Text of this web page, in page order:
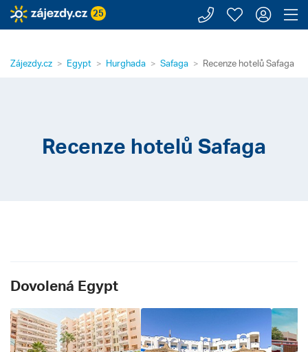
25 Zavolejte
Moje
Zájezdy.cz Egypt Hurghada Safaga Recenze hotelů Safaga
Recenze hotelů Safaga
Dovolená Egypt